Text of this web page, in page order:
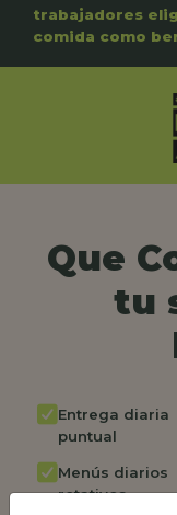
trabajadores
comida como
Que
tu
Entrega diaria
puntual
Menús diarios
rotativos